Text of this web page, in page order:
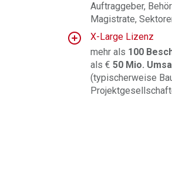
Auftraggeber,
Magistrate,
X-Large Lizenz
mehr als 100
als €50 Mio.
(typischerweise